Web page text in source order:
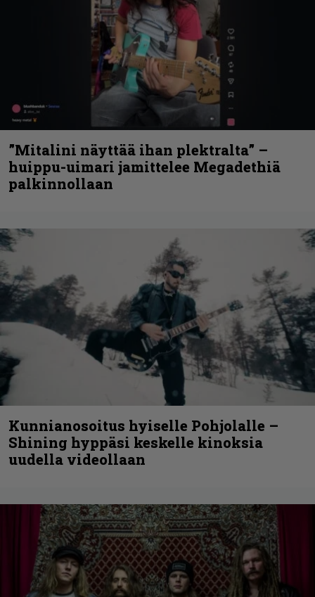
”Mitalini näyttää ihan plektralta” –
huippu-uimari jamittelee Megadethiä
palkinnollaan
Kunnianosoitus hyiselle Pohjolalle –
Shining hyppäsi keskelle kinoksia
uudella videollaan